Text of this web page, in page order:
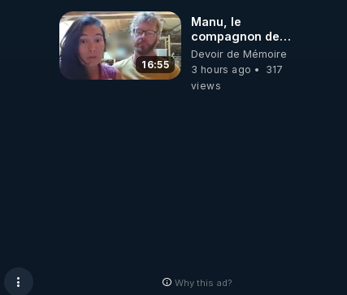
16:55
Manu, le
compagnon de
Kyria, raconte sa
garde à vue
musclée.
Devoir de Mémoire
3 hours ago
317
views
Why this ad?